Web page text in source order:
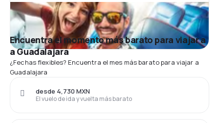
Encuentra el momento más barato para viajar a
a Guadalajara
¿Fechas flexibles? Encuentra el mes más barato para viajar a
Guadalajara
El vuelo de ida y vuelta más barato
desde 4,730 MXN